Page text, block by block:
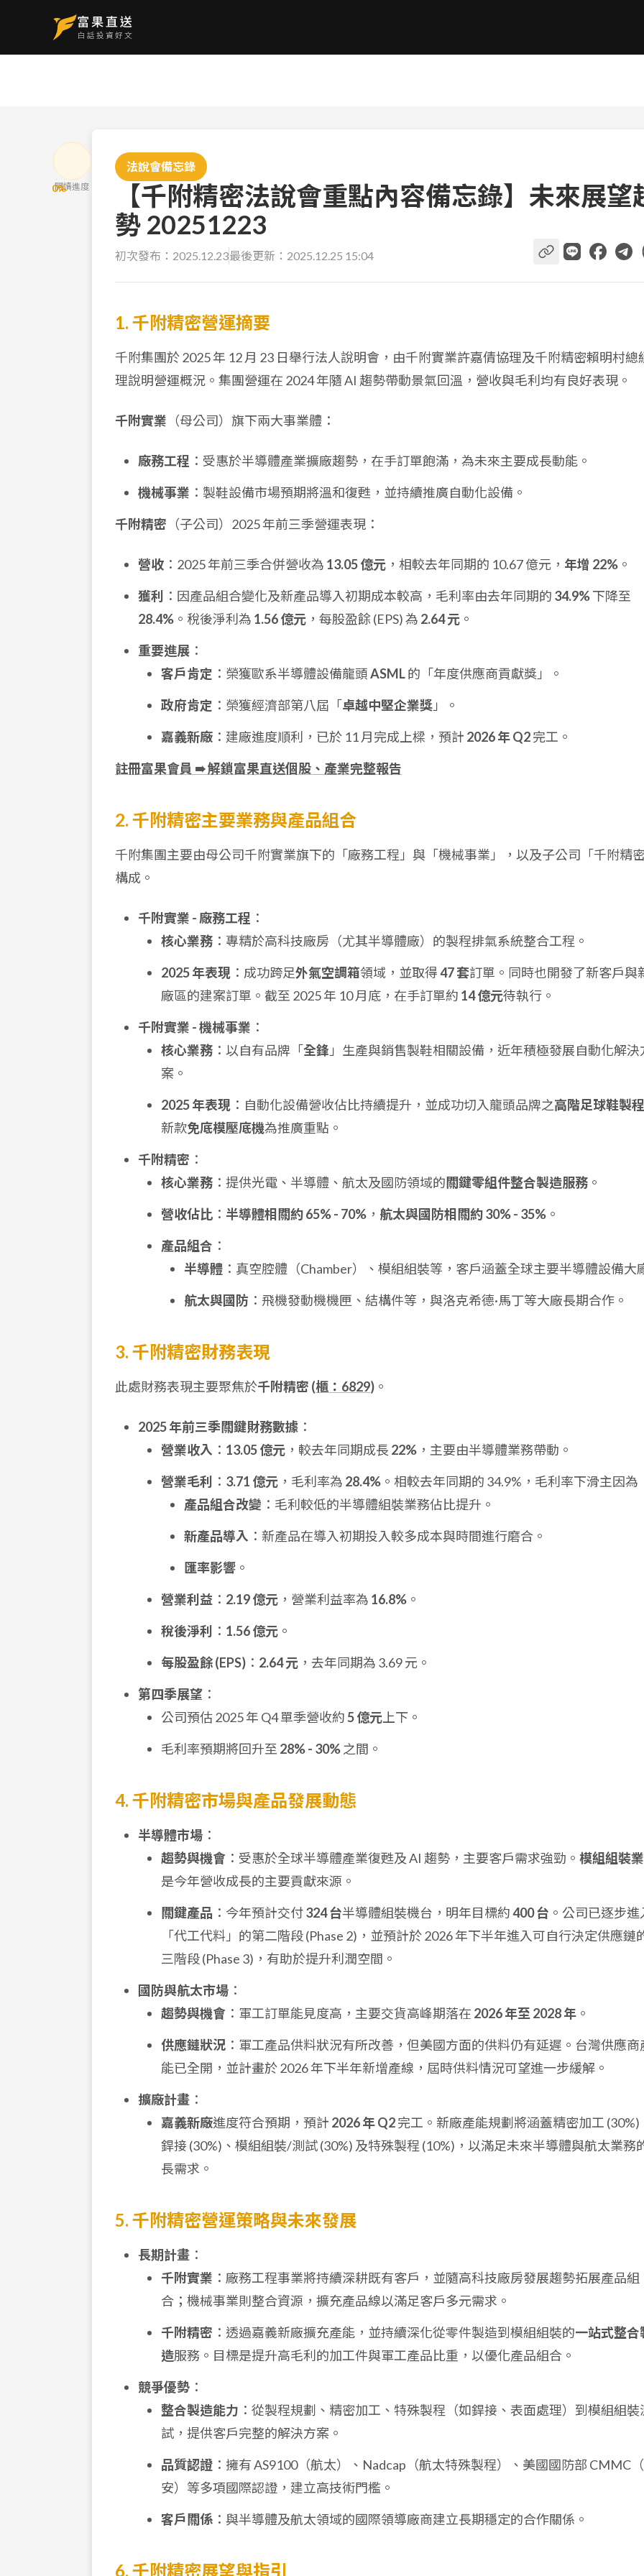
0%
閱讀進度
法說會備忘錄
【千附精密法說會重點內容備忘錄】未來展望
勢 20251223
初次發布： 2025.12.23最後更新： 2025.12.25 15:04
1. 千附精密營運摘要
千附集團於 2025 年 12 月 23 日舉行法人說明會，由千附實業許嘉倩協理及千附精密賴明村總
理說明營運概況。集團營運在 2024 年隨 AI 趨勢帶動景氣回溫，營收與毛利均有良好表現。
千附實業 （母公司）旗下兩大事業體：
廠務工程 ：受惠於半導體產業擴廠趨勢，在手訂單飽滿，為未來主要成長動能。
機械事業 ：製鞋設備市場預期將溫和復甦，並持續推廣自動化設備。
千附精密 （子公司）2025 年前三季營運表現：
營收 ：2025 年前三季合併營收為 13.05 億元 ，相較去年同期的 10.67 億元， 年增 22% 。
獲利
：因產品組合變化及新產品導入初期成本較高，毛利率由去年同期的 34.9%下降至
28.4% 。稅後淨利為 1.56 億元 ，每股盈餘 (EPS) 為 2.64 元 。
重要進展 ：
客戶肯定 ：榮獲歐系半導體設備龍頭ASML的「年度供應商貢獻獎」。
政府肯定 ：榮獲經濟部第八屆「卓越中堅企業獎 」。
嘉義新廠 ：建廠進度順利，已於 11 月完成上樑，預計 2026 年 Q2完工。
註冊富果會員 ➠ 解鎖富果直送個股、產業完整報告
2. 千附精密主要業務與產品組合
千附集團主要由母公司千附實業旗下的「廠務工程」與「機械事業」，以及子公司「千附精
構成。
千附實業 - 廠務工程 ：
核心業務 ：專精於高科技廠房（尤其半導體廠）的製程排氣系統整合工程。
2025 年表現 ：成功跨足外氣空調箱領域，並取得47 套訂單。同時也開發了新客戶與
廠區的建案訂單。截至 2025 年 10 月底，在手訂單約 14 億元待執行。
千附實業 - 機械事業 ：
核心業務 ：以自有品牌「全鋒 」生產與銷售製鞋相關設備，近年積極發展自動化解決
案。
2025 年表現 ：自動化設備營收佔比持續提升，並成功切入龍頭品牌之高階足球鞋製程
新款免底模壓底機為推廣重點。
千附精密 ：
核心業務 ：提供光電、半導體、航太及國防領域的關鍵零組件整合製造服務 。
營收佔比 ： 半導體相關約 65% - 70% ， 航太與國防相關約 30% - 35% 。
產品組合 ：
半導體 ：真空腔體（Chamber）、模組組裝等，客戶涵蓋全球主要半導體設備大
航太與國防 ：飛機發動機機匣、結構件等，與洛克希德·馬丁等大廠長期合作。
3. 千附精密財務表現
此處財務表現主要聚焦於千附精密 (櫃：6829) 。
2025 年前三季關鍵財務數據 ：
營業收入 ： 13.05 億元 ，較去年同期成長 22% ，主要由半導體業務帶動。
營業毛利
： 3.71 億元 ，毛利率為 28.4% 。相較去年同期的 34.9%，毛利率下滑主因為
產品組合改變 ：毛利較低的半導體組裝業務佔比提升。
新產品導入 ：新產品在導入初期投入較多成本與時間進行磨合。
匯率影響 。
營業利益 ： 2.19 億元 ，營業利益率為 16.8% 。
稅後淨利
： 1.56 億元 。
每股盈餘 (EPS) ： 2.64 元 ，去年同期為 3.69 元。
第四季展望 ：
公司預估 2025 年 Q4 單季營收約5 億元 上下。
毛利率預期將回升至 28% - 30%之間。
4. 千附精密市場與產品發展動態
半導體市場 ：
趨勢與機會 ：受惠於全球半導體產業復甦及 AI 趨勢，主要客戶需求強勁。 模組組裝
是今年營收成長的主要貢獻來源。
關鍵產品 ：今年預計交付324 台半導體組裝機台，明年目標約400 台 。公司已逐步進
「代工代料」的第二階段 (Phase 2)，並預計於 2026 年下半年進入可自行決定供應鏈
三階段 (Phase 3)，有助於提升利潤空間。
國防與航太市場 ：
趨勢與機會 ：軍工訂單能見度高，主要交貨高峰期落在 2026 年至 2028 年 。
供應鏈狀況 ：軍工產品供料狀況有所改善，但美國方面的供料仍有延遲。台灣供應商
能已全開，並計畫於 2026 年下半年新增產線，屆時供料情況可望進一步緩解。
擴廠計畫 ：
嘉義新廠進度符合預期，預計 2026 年 Q2完工。新廠產能規劃將涵蓋精密加工 (30%)
銲接 (30%)、模組組裝/測試 (30%) 及特殊製程 (10%)，以滿足未來半導體與航太業務
長需求。
5. 千附精密營運策略與未來發展
長期計畫 ：
千附實業 ：廠務工程事業將持續深耕既有客戶，並隨高科技廠房發展趨勢拓展產品組
合；機械事業則整合資源，擴充產品線以滿足客戶多元需求。
千附精密 ：透過嘉義新廠擴充產能，並持續深化從零件製造到模組組裝的一站式整合
造服務。目標是提升高毛利的加工件與軍工產品比重，以優化產品組合。
競爭優勢 ：
整合製造能力 ：從製程規劃、精密加工、特殊製程（如銲接、表面處理）到模組組裝
試，提供客戶完整的解決方案。
品質認證 ：擁有 AS9100（航太）、Nadcap（航太特殊製程）、美國國防部 CMMC
安）等多項國際認證，建立高技術門檻。
客戶關係 ：與半導體及航太領域的國際領導廠商建立長期穩定的合作關係。
6. 千附精密展望與指引